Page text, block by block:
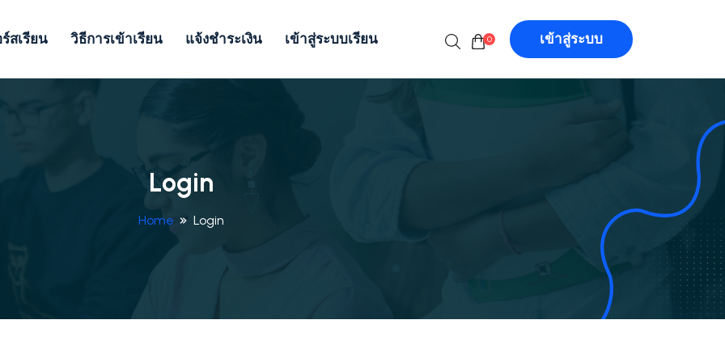
สเรียน วิธีการเข้าเรียน แจ้งชำระเงิน เข้าสู่ระบบเรียน 0 เข้าสู่ระบบ
Login
Home Login